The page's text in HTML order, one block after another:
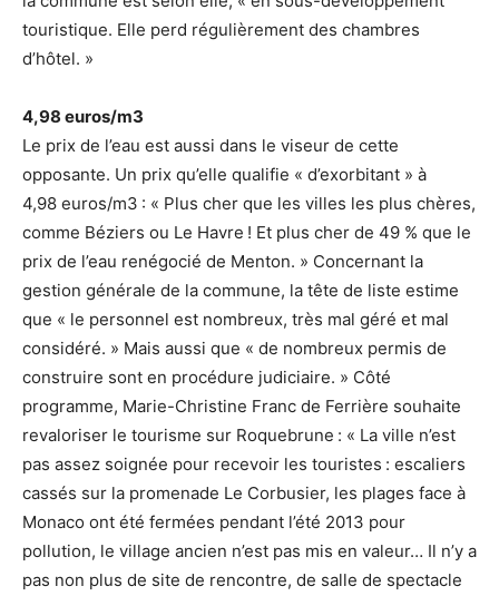
touristique. Elle perd régulièrement des chambres
d’hôtel. »
4,98 euros/m3
Le prix de l’eau est aussi dans le viseur de cette
opposante. Un prix qu’elle qualifie « d’exorbitant » à
4,98 euros/m3 : « Plus cher que les villes les plus chères,
comme Béziers ou Le Havre ! Et plus cher de 49 % que le
prix de l’eau renégocié de Menton. » Concernant la
gestion générale de la commune, la tête de liste estime
que « le personnel est nombreux, très mal géré et mal
considéré. » Mais aussi que « de nombreux permis de
construire sont en procédure judiciaire. » Côté
programme, Marie-Christine Franc de Ferrière souhaite
revaloriser le tourisme sur Roquebrune : « La ville n’est
pas assez soignée pour recevoir les touristes : escaliers
cassés sur la promenade Le Corbusier, les plages face à
Monaco ont été fermées pendant l’été 2013 pour
pollution, le village ancien n’est pas mis en valeur… Il n’y a
pas non plus de site de rencontre, de salle de spectacle